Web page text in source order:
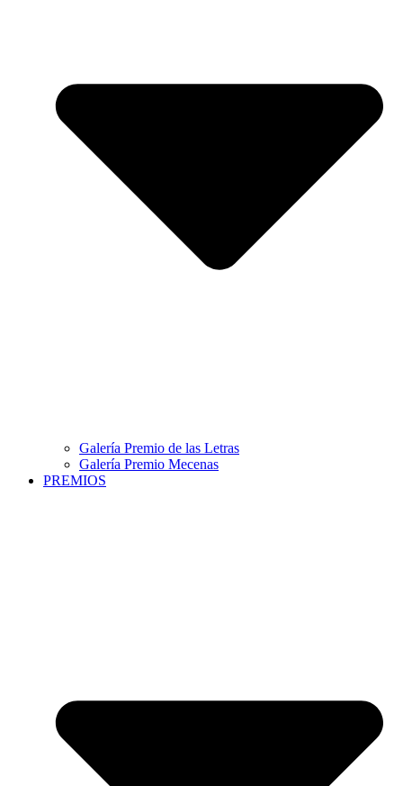
Galería Premio de las Letras
Galería Premio Mecenas
PREMIOS